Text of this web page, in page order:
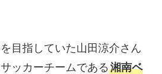
目指していた山田涼介さん
ッカーチームである湘南ベ